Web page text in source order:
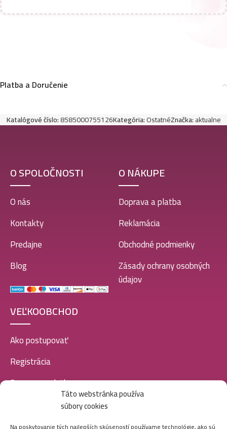
Táto webstránka používa
súbory cookies
Platba a Doručenie
Katalógové číslo:8585000755126Kategória:OstatnéZnačka:aktualne
O SPOLOČNOSTI
O nás
Kontakty
Predajne
Blog
O NÁKUPE
Doprava a platba
Reklamácia
Obchodné podmienky
Zásady ochrany osobných
údajov
VEĽKOOBCHOD
Ako postupovať
Registrácia
Doprava a platba
SOCIÁLNE SIETE